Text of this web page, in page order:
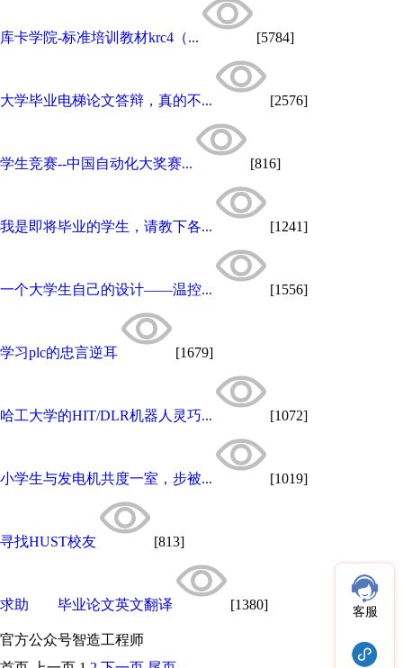
库卡学院-标准培训教材krc4（... [5784]
大学毕业电梯论文答辩，真的不... [2576]
学生竞赛--中国自动化大奖赛... [816]
我是即将毕业的学生，请教下各... [1241]
一个大学生自己的设计——温控... [1556]
学习plc的忠言逆耳 [1679]
哈工大学的HIT/DLR机器人灵巧... [1072]
小学生与发电机共度一室，步被... [1019]
寻找HUST校友 [813]
求助 毕业论文英文翻译 [1380]
官方公众号智造工程师
客服